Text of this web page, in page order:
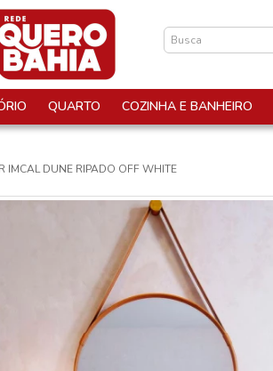
QUARTO COZINHA E BANHEIRO
IMCAL DUNE RIPADO OFF WHITE